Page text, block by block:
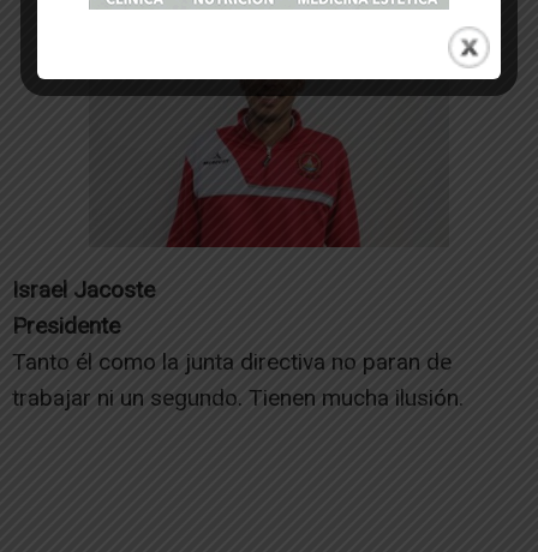
Israel Jacoste
Presidente
Tanto él como la junta directiva no paran de
trabajar ni un segundo. Tienen mucha ilusión.